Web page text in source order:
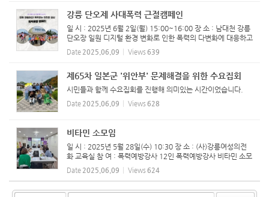
강릉 단오제 사대폭력 근절캠페인
일 시 : 2025년 6월 2일(월) 15:00~16:00 장 소 : 남대천 강릉
단오장 일원 디지털 환경 변화로 인한 폭력의 다변화에 대응하고
안전한 지역사회 조성을 위해 강릉시 인구가족과와 민간단체들
이 2일 오후 남대천 강릉 단오장 일원에서 진행한 민관 합동 캠
Date 2025.06.09 Views 639
제65차 일본군 '위안부' 문제해결을 위한 수요집회
시민들과 함께 수요집회를 진행해 의미있는 시간이었습니다.
Date 2025.06.09 Views 628
비타민 소모임
일 시 : 2025년 5월 28일(수) 10:30 장 소 : (사)강릉여성의전
화 교육실 참 여 : 폭력예방강사 12인 ​폭력예방강사 비타민 소모
임 진행하였습니다.
Date 2025.06.09 Views 624